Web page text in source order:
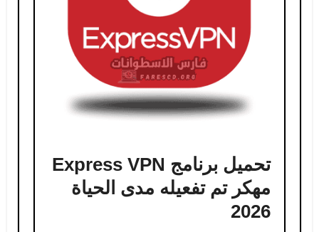
تحميل برنامج Express VPN
مهكر​ تم تفعيله مدى الحياة
2026